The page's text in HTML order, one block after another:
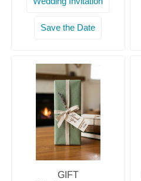
Save the Date
GIFT